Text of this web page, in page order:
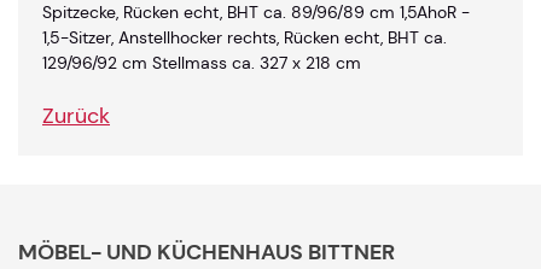
Spitzecke, Rücken echt, BHT ca. 89/96/89 cm 1,5AhoR -
1,5-Sitzer, Anstellhocker rechts, Rücken echt, BHT ca.
129/96/92 cm Stellmass ca. 327 x 218 cm
Zurück
MÖBEL- UND KÜCHENHAUS BITTNER